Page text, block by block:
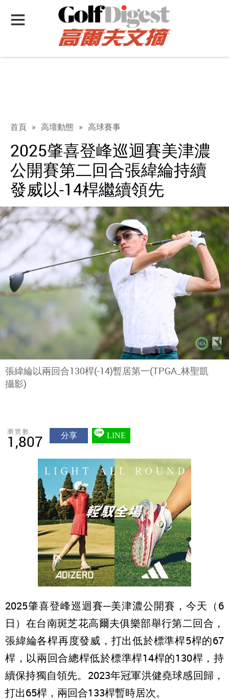
首頁 » 高壇動態 » 高球賽事
2025肇喜登峰巡迴賽美津濃
公開賽第二回合張緯綸持續
發威以-14桿繼續領先
張緯綸以兩回合130桿(-14)暫居第一(TPGA_林聖凱
攝影)
瀏覽數
1,807 分享 LINE
2025肇喜登峰巡迴賽─美津濃公開賽，今天（6
日）在台南斑芝花高爾夫俱樂部舉行第二回合，
張緯綸各桿再度發威，打出低於標準桿5桿的67
桿，以兩回合總桿低於標準桿14桿的130桿，持
續保持獨自領先。2023年冠軍洪健堯球感回歸，
打出65桿，兩回合133桿暫時居次。